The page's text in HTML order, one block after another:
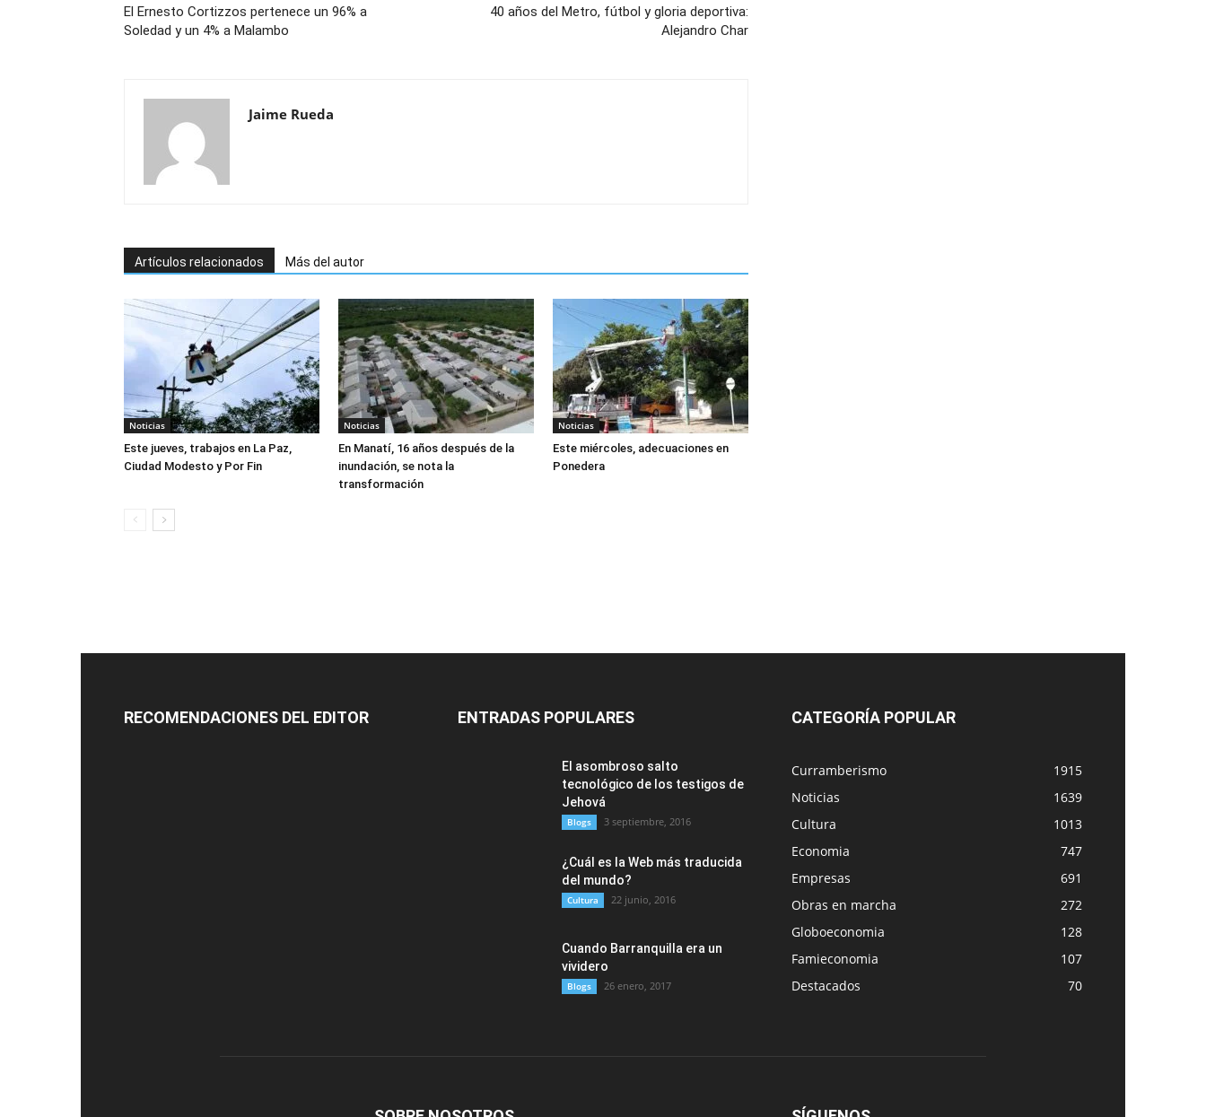
El Ernesto Cortizzos pertenece un 96% a
Soledad y un 4% a Malambo
40 años del Metro, fútbol y gloria deportiva:
Alejandro Char
Jaime Rueda
Artículos relacionados Más del autor
Noticias
Este jueves, trabajos en La Paz,
Ciudad Modesto y Por Fin
Noticias
En Manatí, 16 años después de la
inundación, se nota la
transformación
Noticias
Este miércoles, adecuaciones en
Ponedera
RECOMENDACIONES DEL EDITOR ENTRADAS POPULARES
El asombroso salto
tecnológico de los testigos de
Jehová
Blogs 3 septiembre, 2016
¿Cuál es la Web más traducida
del mundo?
Cultura 22 junio, 2016
Cuando Barranquilla era un
vividero
Blogs 26 enero, 2017
CATEGORÍA POPULAR
Curramberismo
1915
Noticias
1639
Cultura
1013
Economia
747
Empresas
691
Obras en marcha
272
Globoeconomia
128
Famieconomia
107
Destacados
70